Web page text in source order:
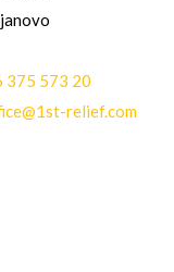
375 573 20
relief.com